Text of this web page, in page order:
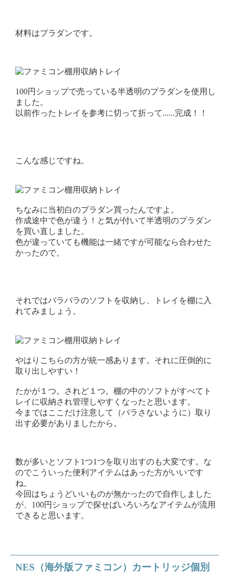
材料はプラダンです。
100円ショップで売っている半透明のプラダンを使用し
ました。
以前作ったトレイを参考に切って折って......完成！！
こんな感じですね。
ちなみに当初白のプラダン買ったんですよ。
作成途中で色が違う！と気が付いて半透明のプラダン
を買い直しました。
色が違っていても機能は一緒ですが可能なら合わせた
かったので。
それではバラバラのソフトを収納し、トレイを棚に入
れてみましょう。
やはりこちらの方が統一感あります。それに圧倒的に
取り出しやすい！
たかが１つ。されど１つ。棚の中のソフトがすべてト
レイに収納され管理しやすくなったと思います。
今まではここだけ注意して（バラさないように）取り
出す必要がありましたから。
数が多いとソフト1つ1つを取り出すのも大変です。な
のでこういった便利アイテムはあった方がいいです
ね。
今回はちょうどいいものが無かったので自作しました
が、100円ショップで探せばいろいろなアイテムが流用
できると思います。
NES（海外版ファミコン）カートリッジ個別